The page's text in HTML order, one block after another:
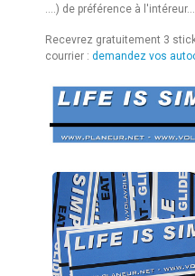
....) de préférence à
Recevrez gratuitement 3
courrier : demandez vos